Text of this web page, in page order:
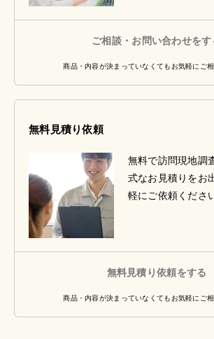
ご相談・お問い合わせをす
商品・内容が決まっていなくてもお気軽にご
無料見積り依頼
無料で訪問現地調
式なお見積りをお
軽にご依頼くださ
無料見積り依頼をする
商品・内容が決まっていなくてもお気軽にご